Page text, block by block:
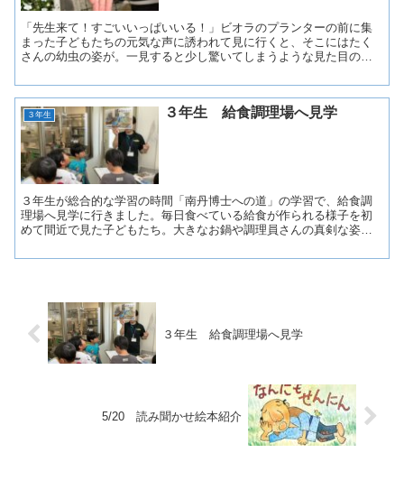
「先生来て！すごいいっぱいいる！」ビオラのプランターの前に集
まった子どもたちの元気な声に誘われて見に行くと、そこにはたく
さんの幼虫の姿が。一見すると少し驚いてしまうような見た目の幼
３年生 ３年生 給食調理場へ見学
３年生が総合的な学習の時間「南丹博士への道」の学習で、給食調
理場へ見学に行きました。毎日食べている給食が作られる様子を初
めて間近で見た子どもたち。大きなお鍋や調理員さんの真剣な姿に
３年生 給食調理場へ見学
5/20 読み聞かせ絵本紹介